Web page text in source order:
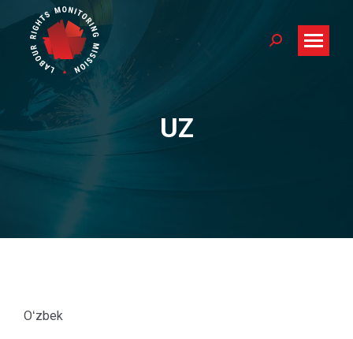
Search:
UZ
You are here:
Oʻzbek